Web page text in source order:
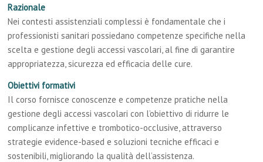
Razionale
Nei contesti assistenziali complessi è fondamentale che i
professionisti sanitari possiedano competenze specifiche nella
scelta e gestione degli accessi vascolari, al fine di garantire
appropriatezza, sicurezza ed efficacia delle cure.
Obiettivi formativi
Il corso fornisce conoscenze e competenze pratiche nella
gestione degli accessi vascolari con l’obiettivo di ridurre le
complicanze infettive e trombotico-occlusive, attraverso
strategie evidence-based e soluzioni tecniche efficaci e
sostenibili, migliorando la qualità dell’assistenza.